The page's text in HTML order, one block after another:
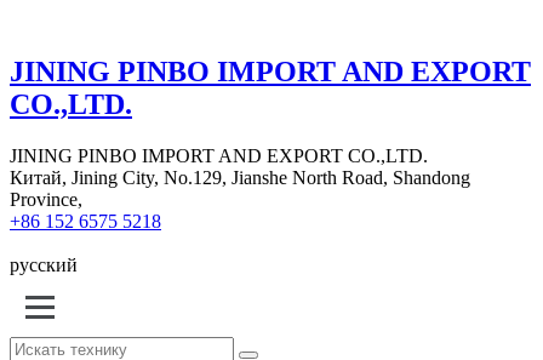
JINING PINBO IMPORT AND EXPORT
CO.,LTD.
JINING PINBO IMPORT AND EXPORT CO.,LTD.
Китай, Jining City, No.129, Jianshe North Road, Shandong
Province,
+86 152 6575 5218
русский